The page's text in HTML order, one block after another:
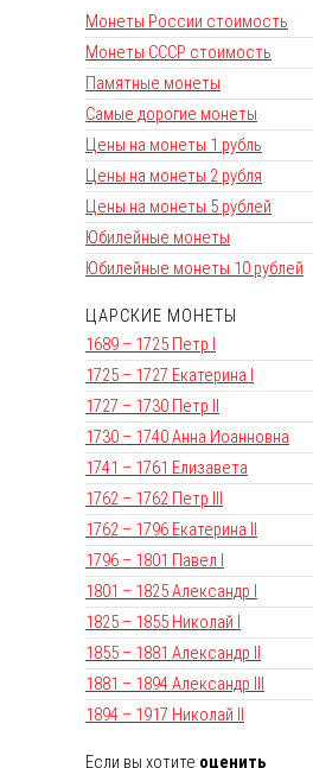
Монеты России стоимость
Монеты СССР стоимость
Памятные монеты
Самые дорогие монеты
Цены на монеты 1 рубль
Цены на монеты 2 рубля
Цены на монеты 5 рублей
Юбилейные монеты
Юбилейные монеты 10 рублей
ЦАРСКИЕ МОНЕТЫ
1689 – 1725 Петр I
1725 – 1727 Екатерина I
1727 – 1730 Петр II
1730 – 1740 Анна Иоанновна
1741 – 1761 Елизавета
1762 – 1762 Петр III
1762 – 1796 Екатерина II
1796 – 1801 Павел I
1801 – 1825 Александр I
1825 – 1855 Николай I
1855 – 1881 Александр II
1881 – 1894 Александр III
1894 – 1917 Николай II
Если вы хотите оценить